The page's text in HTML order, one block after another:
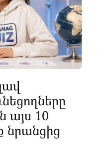
այս 10
նրանցից